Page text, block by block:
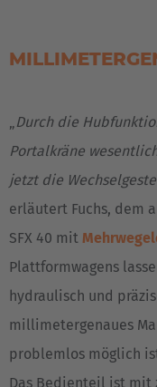
EUROPE
Česká republika
Cesko
„Durch die
Portalkräne
jetzt die
erläutert Fuchs, dem
SFX 40 mit
Plattformwagens
hydraulisch und
millimetergenaues
problemlos möglich
Das Bedienteil ist mit